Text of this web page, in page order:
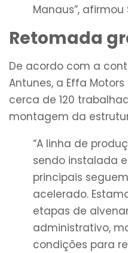
Manaus”, afirmou
Retomada
De acordo com a
Antunes, a Effa
cerca de 120
montagem da
“A linha de
sendo instalada
principais
acelerado.
etapas de
administrativo,
condições para